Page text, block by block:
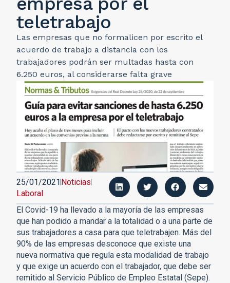
teletrabajo
Las empresas que no formalicen por escrito el
acuerdo de trabajo a distancia con los
trabajadores podrán ser multadas hasta con
6.250 euros, al considerarse falta grave
25/01/2021 Noticias
Laboral
El Covid-19 ha llevado a la mayoría de las empresas
que han podido a mandar a la totalidad o a una parte de
sus trabajadores a casa para que teletrabajen. Más del
90% de las empresas desconoce que existe una
nueva normativa que regula esta modalidad de trabajo
y que exige un acuerdo con el trabajador, que debe ser
remitido al Servicio Público de Empleo Estatal (Sepe).